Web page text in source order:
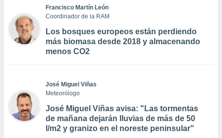
Francisco Martín León
Coordinador de la RAM
Los bosques europeos están perdiendo
más biomasa desde 2018 y almacenando
menos CO2
José Miguel Viñas
Meteorólogo
José Miguel Viñas avisa: "Las tormentas
de mañana dejarán lluvias de más de 50
l/m2 y granizo en el noreste peninsular"